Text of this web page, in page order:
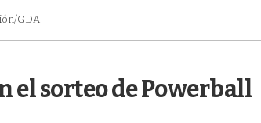
GDA
el sorteo de Powerball